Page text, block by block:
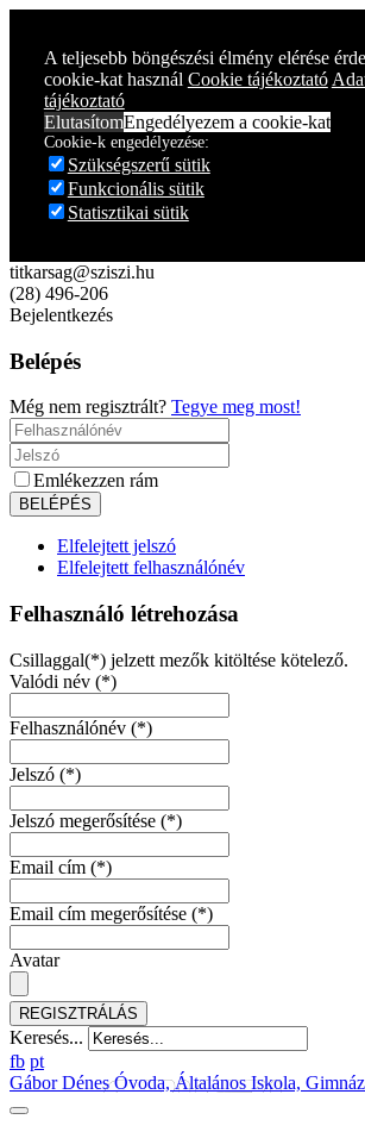
A teljesebb böngészési élmény elérése
cookie-kat használ Cookie tájékoztató
tájékoztató
ElutasítomEngedélyezem a cookie-kat
Cookie-k engedélyezése:
Szükségszerű sütik
Funkcionális sütik
Statisztikai sütik
titkarsag@sziszi.hu
(28) 496-206
Bejelentkezés
Belépés
Még nem regisztrált? Tegye meg most!
Emlékezzen rám
Elfelejtett jelszó
Elfelejtett felhasználónév
Felhasználó létrehozása
Csillaggal(*) jelzett mezők kitöltése kötelező.
Valódi név (*)
Felhasználónév (*)
Jelszó (*)
Jelszó megerősítése (*)
Email cím (*)
Email cím megerősítése (*)
Avatar
REGISZTRÁLÁS
Keresés...
fb pt
Gábor Dénes Óvoda, Általános Iskola,